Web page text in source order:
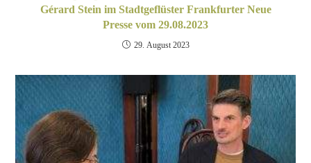
Gérard Stein im Stadtgeflüster Frankfurter Neue
Presse vom 29.08.2023
29. August 2023